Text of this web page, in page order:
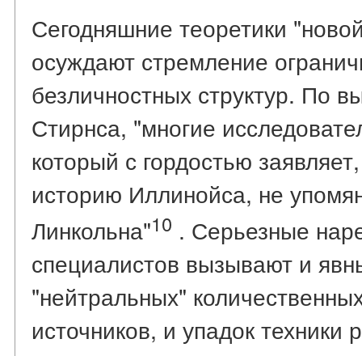
Сегодняшние теоретики
осуждают стремление
безличностных структур. По
Стирнса, "многие
который с гордостью
историю Иллинойса, не
Линкольна"10 . Серьезные
специалистов вызывают и
"нейтральных"
источников, и упадок техники